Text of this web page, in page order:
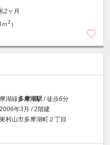
2ヶ月
2 ）
湖線多摩湖駅 / 徒歩6分
年3月 / 2階建
村山市多摩湖町２丁目